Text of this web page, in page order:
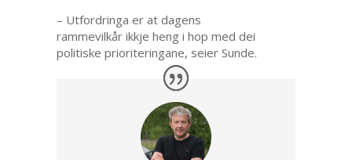
– Utfordringa er at dagens
rammevilkår ikkje heng i hop med dei
politiske prioriteringane, seier Sunde.